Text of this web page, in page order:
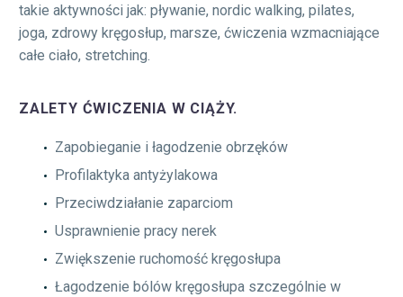
takie aktywności jak: pływanie, nordic walking, pilates,
joga, zdrowy kręgosłup, marsze, ćwiczenia wzmacniające
całe ciało, stretching.
ZALETY ĆWICZENIA W CIĄŻY.
Zapobieganie i łagodzenie obrzęków
Profilaktyka antyżylakowa
Przeciwdziałanie zaparciom
Usprawnienie pracy nerek
Zwiększenie ruchomość kręgosłupa
Łagodzenie bólów kręgosłupa szczególnie w